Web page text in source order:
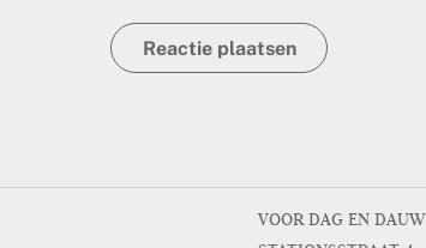
VOOR DAG EN DAUW